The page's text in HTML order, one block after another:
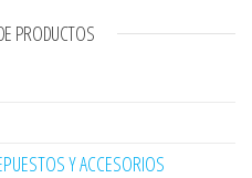
PRODUCTOS
Y ACCESORIOS